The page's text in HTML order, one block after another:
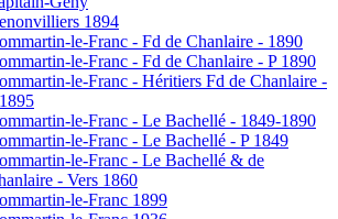
1894
le-Franc - Fd de Chanlaire - 1890
le-Franc - Fd de Chanlaire - P 1890
le-Franc - Héritiers Fd de Chanlaire -
le-Franc - Le Bachellé - 1849-1890
le-Franc - Le Bachellé - P 1849
le-Franc - Le Bachellé & de
- Vers 1860
le-Franc 1899